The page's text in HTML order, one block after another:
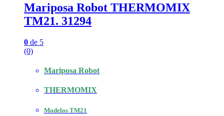
Mariposa Robot THERMOMIX
TM21. 31294
0 de 5
(0)
Mariposa Robot
THERMOMIX
Modelos TM21